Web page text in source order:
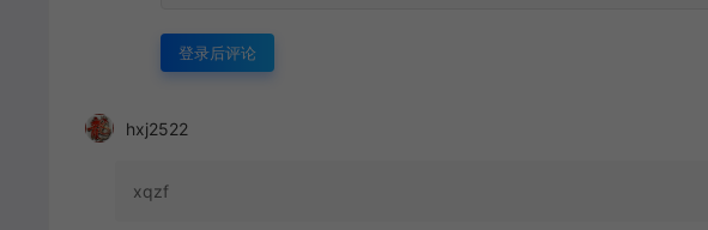
登录后评论
hxj2522
xqzf